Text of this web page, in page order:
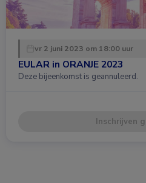
vr 2 juni 2023 om 18:00 uur
EULAR in ORANJE 2023
Deze bijeenkomst is geannuleerd.
Inschrijven